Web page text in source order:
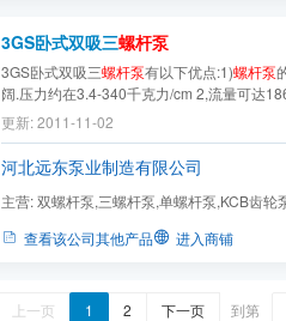
3GS卧式双吸三螺杆泵
3GS卧式双吸三螺杆泵有以下优点:1)螺杆泵
阔.压力约在3.4-340千克力/cm 2,流量可达
液体的种类和粘度范围宽广,3)因为泵内的回
故可使用很高的转速,4)吸入性能好,具有自
续,振动小,噪音低,6)与其它回转泵相比,对进
更新: 2011-11-02
河北远东泵业制造有限公司
主营:双螺杆泵,三螺杆泵,单螺杆泵,KCB齿轮
查看该公司其他产品
进入商铺
上一页 1 2 下一页 到第